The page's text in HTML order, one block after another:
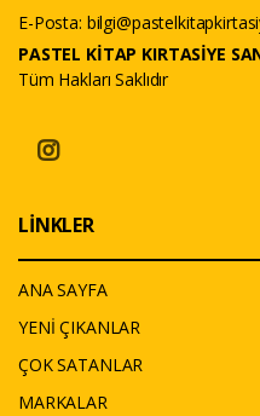
E-Posta:
PASTEL KİTAP KIRTASİYE
Tüm Hakları Saklıdır
LİNKLER
ANA SAYFA
YENİ ÇIKANLAR
ÇOK SATANLAR
MARKALAR